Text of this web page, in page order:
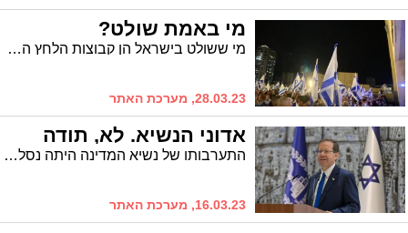
מי באמת שולט?
מי ששולט בישראל הן קבוצות הלחץ החזקות היושבות על השיבר של המדינה. צדק ראש הממשלה שעצר אמש את החקיקה. לא בגלל שהיא בעייתית: בשל מגבלות הכח. גם אם יגרוף 80 מנדטים הוא פשוט לא יוכל
28.03.23, מערכת האתר
אדוני הנשיא. לא, תודה
התערבותו של נשיא המדינה היתה נסלחת אלמלא היה לוקח צד מובהק ומנסה לדחוף 'חוקה לישראל' בחסות המשבר החברתי * הפרשן הפוליטי מאיר ברגר לוקח צד ומסביר מדוע הקואליציה רותחת
16.03.23, מערכת האתר